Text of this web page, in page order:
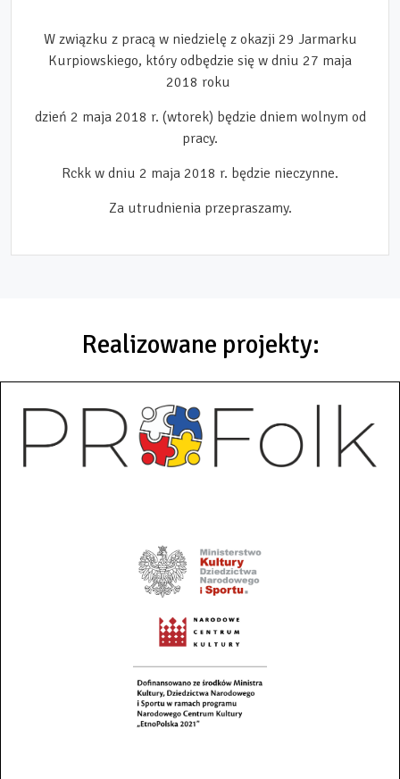
W związku z pracą w niedzielę z okazji 29 Jarmarku
Kurpiowskiego, który odbędzie się w dniu 27 maja
2018 roku
dzień 2 maja 2018 r. (wtorek) będzie dniem wolnym od
pracy.
Rckk w dniu 2 maja 2018 r. będzie nieczynne.
Za utrudnienia przepraszamy.
Realizowane projekty: